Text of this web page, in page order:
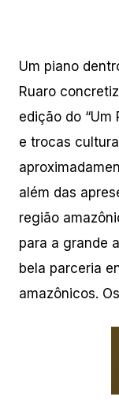
Um piano
Ruaro
edição do
e trocas
além das
região
para a grande
bela parceria
amazônicos.